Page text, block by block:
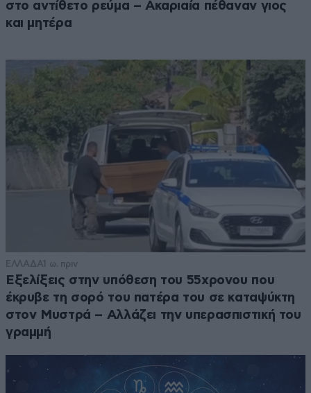
στο αντίθετο ρεύμα – Ακαριαία πέθαναν γιος
και μητέρα
ΕΛΛΑΔΑ1 ω. πριν
Εξελίξεις στην υπόθεση του 55χρονου που
έκρυβε τη σορό του πατέρα του σε καταψύκτη
στον Μυστρά – Αλλάζει την υπερασπιστική του
γραμμή